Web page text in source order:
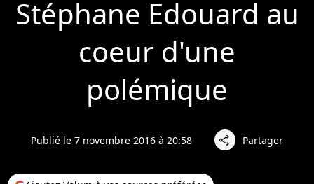
Stéphane Edouard au
coeur d'une
polémique
Publié le 7 novembre 2016 à 20:58 share Partager